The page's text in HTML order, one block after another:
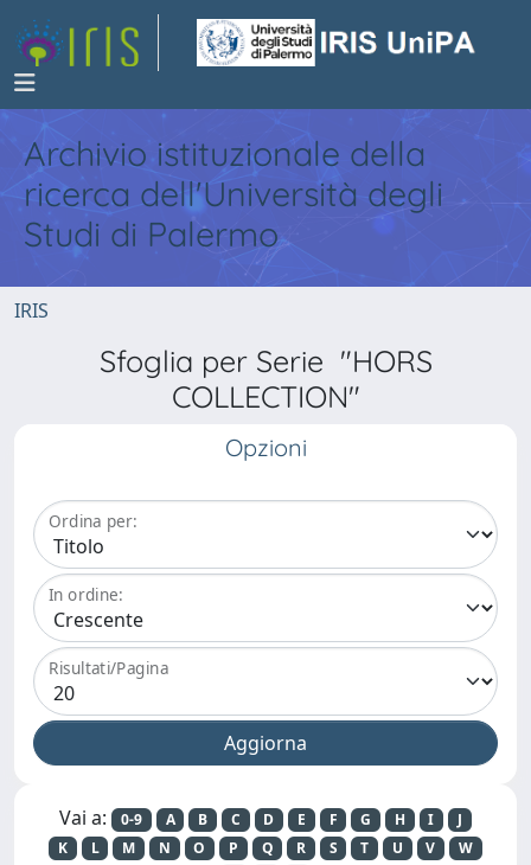
Archivio istituzionale della
ricerca dell'Università degli
Studi di Palermo
IRIS
Sfoglia per Serie "HORS
COLLECTION"
Opzioni
Ordina per:
In ordine:
Risultati/Pagina
Vai a: 0-9 A B C D E F G H I
J
K
L M N O P Q R S T U V
W